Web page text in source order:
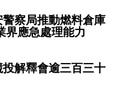
察局推動燃料倉庫
界應急處理能力
解釋會逾三百三十